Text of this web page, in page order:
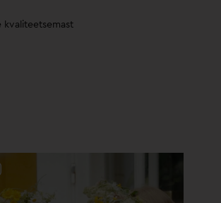
kvaliteetsemast